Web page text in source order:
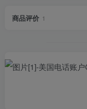
商品评价 1